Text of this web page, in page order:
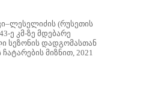
(რუსეთის
ე კმ-ზე მდებარე
სეზონის დადგომასთან
მიზნით, 2021